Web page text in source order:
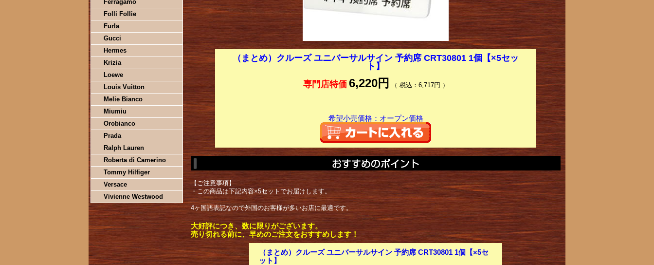
Ferragamo
Folli Follie
Furla
Gucci
Hermes
Krizia
Loewe
Louis Vuitton
Melie Bianco
Miumiu
Orobianco
Prada
Ralph Lauren
Roberta di Camerino
Tommy Hilfiger
Versace
Vivienne Westwood
（まとめ）クルーズ ユニバーサルサイン 予約席 CRT30801 1個【×5セッ
ト】
専門店特価 6,220円 （ 税込：6,717円 ）
希望小売価格：オープン価格
【ご注意事項】
・この商品は下記内容×5セットでお届けします。
4ヶ国語表記なので外国のお客様が多いお店に最適です。
大好評につき、数に限りがございます。
売り切れる前に、早めのご注文をおすすめします！
（まとめ）クルーズ ユニバーサルサイン 予約席 CRT30801 1個【×5セ
ット】